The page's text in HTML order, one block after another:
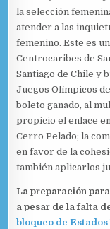
la selección
atender a las
femenino. Este es
Centrocaribes de
Santiago de Chile y
Juegos Olímpicos
boleto ganado, al
propicio el enlace
Cerro Pelado; la
en favor de la
también aplicarlos
La preparación
a pesar de la falta
bloqueo de Estados